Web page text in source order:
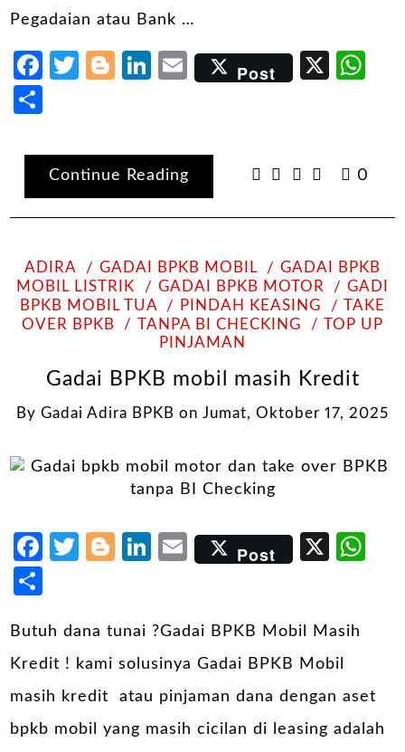
Pegadaian atau Bank …
Facebook
Twitter
Blogger
LinkedIn
Email
Post X
Continue Reading 0
ADIRA GADAI BPKB MOBIL
GADAI BPKB
MOBIL LISTRIK
GADAI BPKB MOTOR
GADI
BPKB MOBIL TUA
PINDAH KEASING
TAKE
OVER BPKB
TANPA BI CHECKING
TOP UP
PINJAMAN
Gadai BPKB mobil masih Kredit
By Gadai Adira BPKB on Jumat, Oktober 17, 2025
Facebook
Twitter
Blogger
LinkedIn
Email
Post X
Butuh dana tunai ?Gadai BPKB Mobil Masih
Kredit ! kami solusinya Gadai BPKB Mobil
masih kredit atau pinjaman dana dengan aset
bpkb mobil yang masih cicilan di leasing adalah